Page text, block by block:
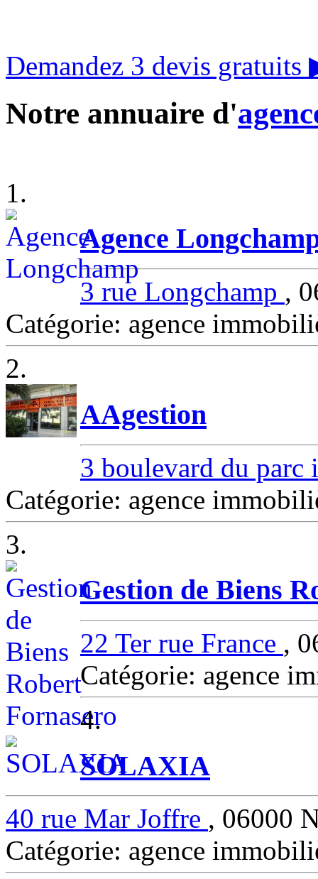
Demandez 3 devis gratuits
Notre annuaire d'
1.
Agence
3 rue Longchamp ,
Catégorie: agence
2.
AAgestion
3 boulevard du
Catégorie: agence
3.
Gestion de Biens
22 Ter rue France ,
Catégorie: agence
4.
SOLAXIA
40 rue Mar Joffre , 06000
Catégorie: agence